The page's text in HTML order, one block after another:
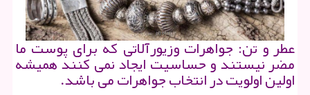
عطر و تن: جواهرات وزیورآلاتی كه برای پوست ما
مضر نیستند و حساسیت ایجاد نمی كنند همیشه
اولین اولویت در انتخاب جواهرات می باشد.